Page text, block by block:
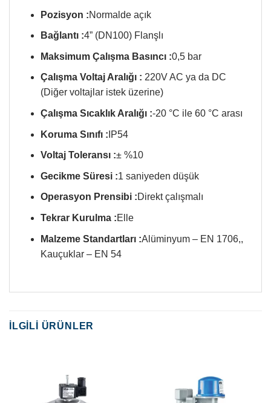
Pozisyon :Normalde açık
Bağlantı :4” (DN100) Flanşlı
Maksimum Çalışma Basıncı :0,5 bar
Çalışma Voltaj Aralığı : 220V AC ya da DC
(Diğer voltajlar istek üzerine)
Çalışma Sıcaklık Aralığı :‐20 °C ile 60 °C arası
Koruma Sınıfı : IP54
Voltaj Toleransı :± %10
Gecikme Süresi :1 saniyeden düşük
Operasyon Prensibi :Direkt çalışmalı
Tekrar Kurulma :Elle
Malzeme Standartları :Alüminyum – EN 1706,,
Kauçuklar – EN 54
İLGILI ÜRÜNLER